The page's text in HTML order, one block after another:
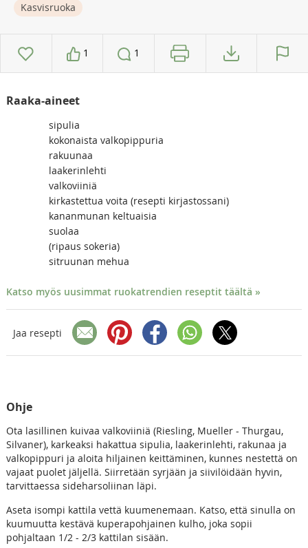
Kasvisruoka
1 1
Raaka-aineet
sipulia
kokonaista valkopippuria
rakuunaa
laakerinlehti
valkoviiniä
kirkastettua voita (resepti kirjastossani)
kananmunan keltuaisia
suolaa
(ripaus sokeria)
sitruunan mehua
Katso myös uusimmat ruokatrendien reseptit täältä »
Jaa resepti
Ohje
Ota lasillinen kuivaa valkoviiniä (Riesling, Mueller - Thurgau,
Silvaner), karkeaksi hakattua sipulia, laakerinlehti, rakunaa ja
valkopippuri ja aloita hiljainen keittäminen, kunnes nestettä on
vajaat puolet jäljellä. Siirretään syrjään ja siivilöidään hyvin,
tarvittaessa sideharsoliinan läpi.
Aseta isompi kattila vettä kuumenemaan. Katso, että sinulla on
kuumuutta kestävä kuperapohjainen kulho, joka sopii
pohjaltaan 1/2 - 2/3 kattilan sisään.